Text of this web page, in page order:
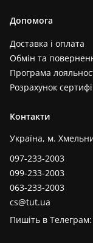
Допомога
Доставка і оплата
Обмін та
Програма
Розрахунок
Контакти
Україна, м.
097-233-2003
099-233-2003
063-233-2003
cs@tut.ua
Пишіть в Телеграм: